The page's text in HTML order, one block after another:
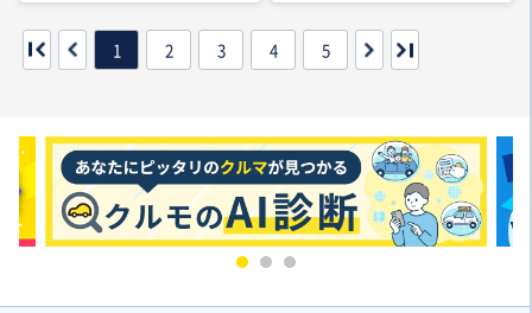
1 2 3 4 5